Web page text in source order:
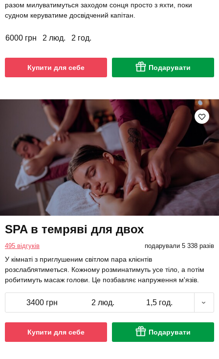
разом милуватимуться заходом сонця просто з яхти, поки
судном керуватиме досвідчений капітан.
6000 грн 2 люд. 2 год.
Купити для себе Подарувати
SPA в темряві для двох
495 відгуків подарували 5 338 разів
У кімнаті з приглушеним світлом пара клієнтів
розслаблятиметься. Кожному розминатимуть усе тіло, а потім
робитимуть масаж голови. Це позбавляє напруження м'язів.
3400 грн 2 люд. 1,5 год.
Купити для себе Подарувати